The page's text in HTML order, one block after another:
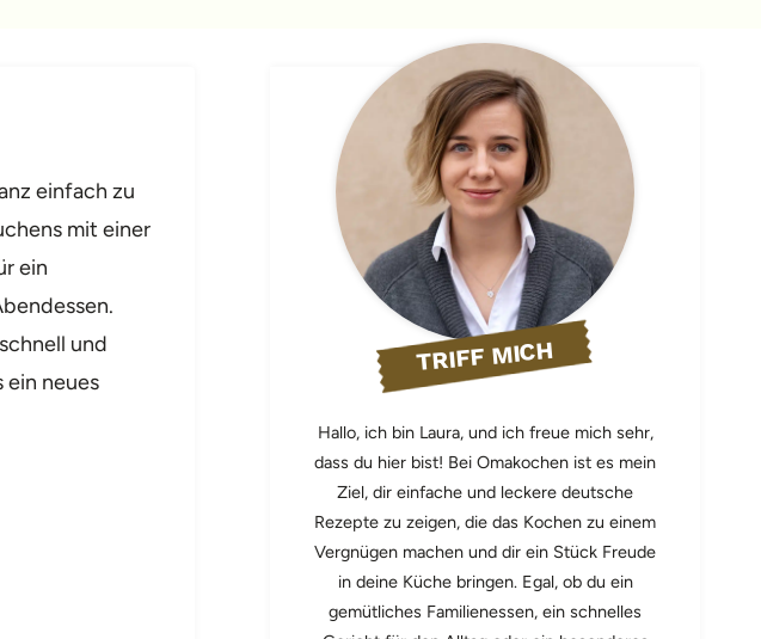
einfach zu
mit einer
ein
und
ein neues
TRIFF MICH
Hallo, ich bin Laura, und ich freue mich sehr,
dass du hier bist! Bei Omakochen ist es mein
Ziel, dir einfache und leckere deutsche
Rezepte zu zeigen, die das Kochen zu einem
Vergnügen machen und dir ein Stück Freude
in deine Küche bringen. Egal, ob du ein
gemütliches Familienessen, ein schnelles